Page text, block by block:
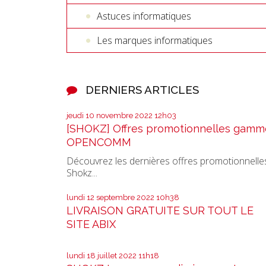
Astuces informatiques
Les marques informatiques
DERNIERS ARTICLES
jeudi 10 novembre 2022 12h03
[SHOKZ] Offres promotionnelles
OPENCOMM
Découvrez les dernières offres
Shokz...
lundi 12 septembre 2022 10h38
LIVRAISON GRATUITE SUR TOUT LE
SITE ABIX
lundi 18 juillet 2022 11h18